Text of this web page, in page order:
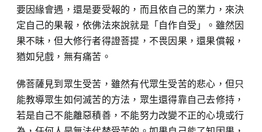
要因緣會遇，還是要受報的，而且依自己的業力，來決
定自己的果報，依佛法來說就是「自作自受」。雖然因
果不昧，但大修行者得證菩提，不畏因果，還果償報，
猶如兒戲，無有痛苦。
佛菩薩見到眾生受苦，雖然有代眾生受苦的悲心，但只
能教導眾生如何滅苦的方法，眾生還得靠自己去修持，
若是自己不能離惡積善，不能努力改變不正的心境或行